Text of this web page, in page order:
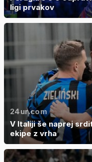
ligi prvakov
24ur.com
V Italiji še naprej
ekipe z vrha